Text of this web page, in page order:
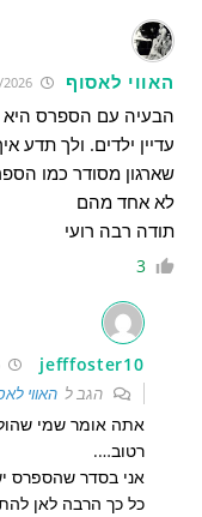
האווי לאסוף 12/05/2026 17:22:53
הבעיה עם הספרס היא
עדיין ילדים. ולך תדע
שארגון מסודר כמו
לא אחד מהם
תודה רבה רועי
3
jefffoster10
הגב להאווי
אתה אומר שמי
רטוב….
אני בסדר שהספרס
כל כך הרבה לאן